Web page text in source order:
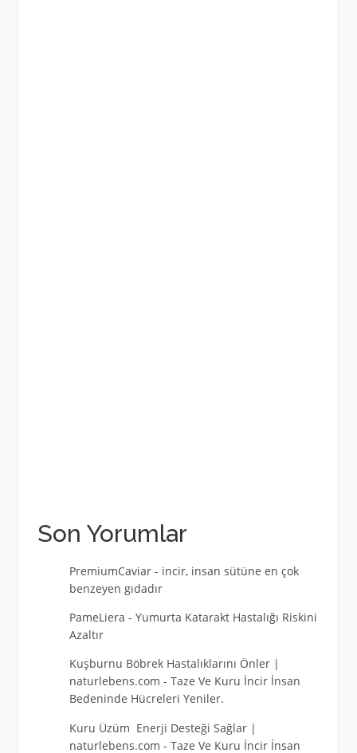
Son Yorumlar
PremiumCaviar- incir, insan sütüne en çok
benzeyen gıdadır
PameLiera - Yumurta Katarakt Hastalığı Riskini
Azaltır
Kuşburnu Böbrek Hastalıklarını Önler |
naturlebens.com - Taze Ve Kuru İncir İnsan
Bedeninde Hücreleri Yeniler.
Kuru Üzüm Enerji Desteği Sağlar |
naturlebens.com - Taze Ve Kuru İncir İnsan